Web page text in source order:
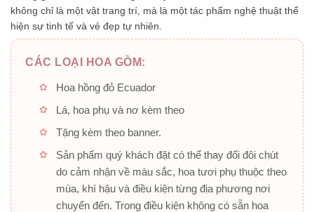
không chỉ là một vật trang trí, mà là một tác phẩm nghệ thuật thể
hiện sự tinh tế và vẻ đẹp tự nhiên.
CÁC LOẠI HOA GỒM:
Hoa hồng đỏ Ecuador
Lá, hoa phụ và nơ kèm theo
Tặng kèm theo banner.
Sản phẩm quý khách đặt có thể thay đổi đôi chút
do cảm nhận về màu sắc, hoa tươi phụ thuộc theo
mùa, khí hậu và điều kiện từng địa phương nơi
chuyển đến. Trong điều kiện không có sẵn hoa